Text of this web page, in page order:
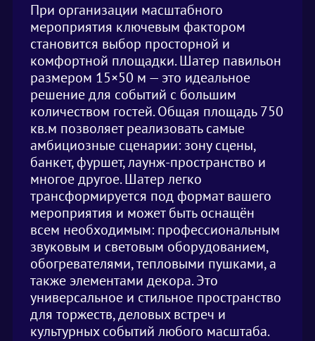
При организации масштабного
мероприятия ключевым фактором
становится выбор просторной и
комфортной площадки. Шатер павильон
размером 15×50 м — это идеальное
решение для событий с большим
количеством гостей. Общая площадь 750
кв.м позволяет реализовать самые
амбициозные сценарии: зону сцены,
банкет, фуршет, лаунж-пространство и
многое другое. Шатер легко
трансформируется под формат вашего
мероприятия и может быть оснащён
всем необходимым: профессиональным
звуковым и световым оборудованием,
обогревателями, тепловыми пушками, а
также элементами декора. Это
универсальное и стильное пространство
для торжеств, деловых встреч и
культурных событий любого масштаба.